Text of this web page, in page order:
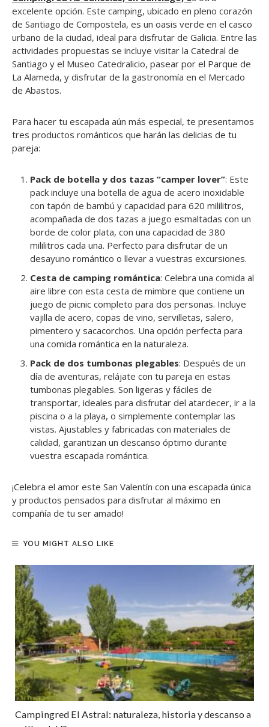
excelente opción. Este camping, ubicado en pleno corazón
de Santiago de Compostela, es un oasis verde en el casco
urbano de la ciudad, ideal para disfrutar de Galicia. Entre las
actividades propuestas se incluye visitar la Catedral de
Santiago y el Museo Catedralicio, pasear por el Parque de
La Alameda, y disfrutar de la gastronomía en el Mercado
de Abastos.
Para hacer tu escapada aún más especial, te presentamos
tres productos románticos que harán las delicias de tu
pareja:
Pack de botella y dos tazas “camper lover”: Este
pack incluye una botella de agua de acero inoxidable
con tapón de bambú y capacidad para 620 mililitros,
acompañada de dos tazas a juego esmaltadas con un
borde de color plata, con una capacidad de 380
mililitros cada una. Perfecto para disfrutar de un
desayuno romántico o llevar a vuestras excursiones.
Cesta de camping romántica: Celebra una comida al
aire libre con esta cesta de mimbre que contiene un
juego de picnic completo para dos personas. Incluye
vajilla de acero, copas de vino, servilletas, salero,
pimentero y sacacorchos. Una opción perfecta para
una comida romántica en la naturaleza.
Pack de dos tumbonas plegables: Después de un
día de aventuras, relájate con tu pareja en estas
tumbonas plegables. Son ligeras y fáciles de
transportar, ideales para disfrutar del atardecer, ir a la
piscina o a la playa, o simplemente contemplar las
vistas. Ajustables y fabricadas con materiales de
calidad, garantizan un descanso óptimo durante
vuestra escapada romántica.
¡Celebra el amor este San Valentín con una escapada única
y productos pensados para disfrutar al máximo en
compañía de tu ser amado!
YOU MIGHT ALSO LIKE
Campingred El Astral: naturaleza, historia y descanso a